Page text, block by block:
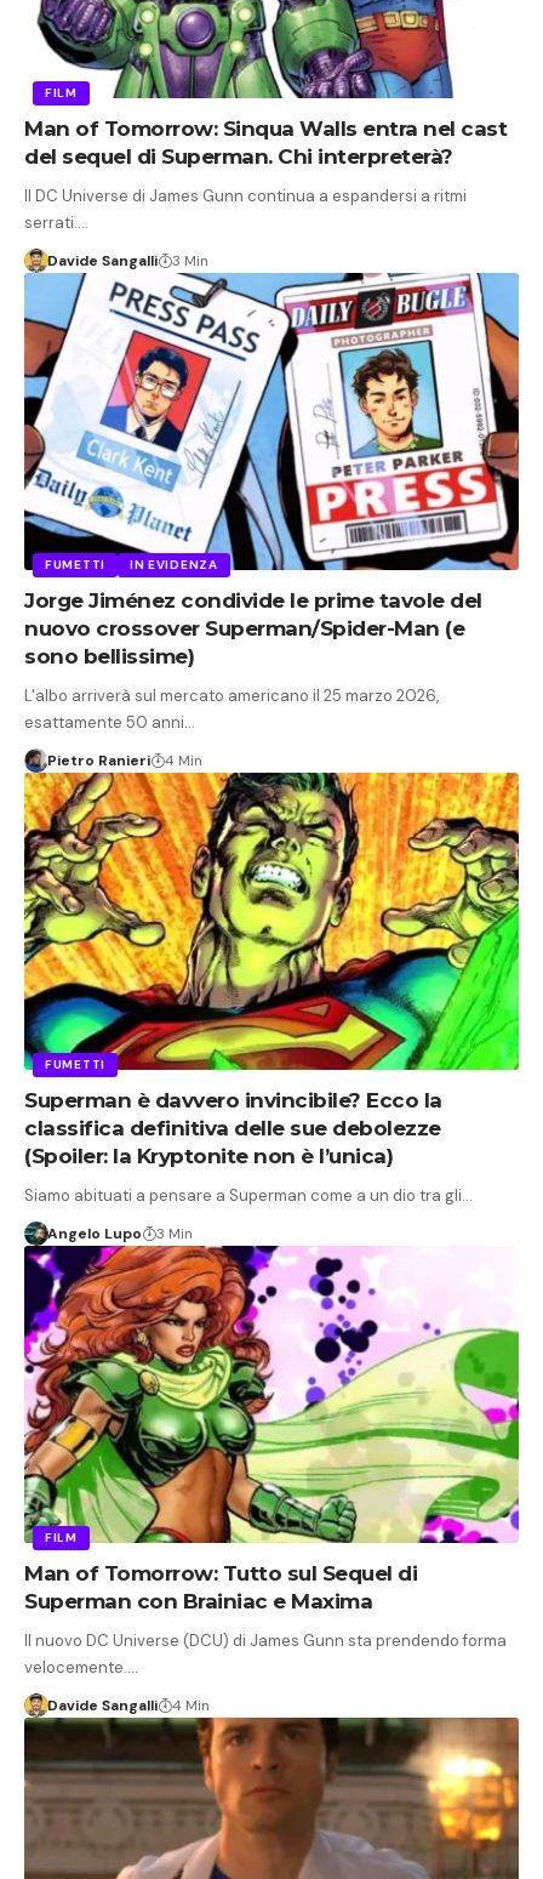
FILM
Man of Tomorrow: Sinqua Walls entra nel cast
del sequel di Superman. Chi interpreterà?
Il DC Universe di James Gunn continua a espandersi a ritmi
serrati.…
Davide Sangalli 3 Min
FUMETTI IN EVIDENZA
Jorge Jiménez condivide le prime tavole del
nuovo crossover Superman/Spider-Man (e
sono bellissime)
L'albo arriverà sul mercato americano il 25 marzo 2026,
esattamente 50 anni…
Pietro Ranieri 4 Min
FUMETTI
Superman è davvero invincibile? Ecco la
classifica definitiva delle sue debolezze
(Spoiler: la Kryptonite non è l’unica)
Siamo abituati a pensare a Superman come a un dio tra gli…
Angelo Lupo 3 Min
FILM
Man of Tomorrow: Tutto sul Sequel di
Superman con Brainiac e Maxima
Il nuovo DC Universe (DCU) di James Gunn sta prendendo forma
velocemente.…
Davide Sangalli 4 Min